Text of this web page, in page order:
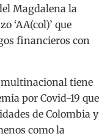
Magdalena la
‘AA(col)’ que
financieros con
tiene
por Covid-19 que
de Colombia y
como la